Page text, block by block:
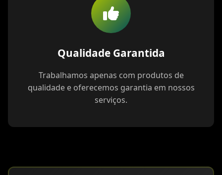
Qualidade Garantida
Trabalhamos apenas com produtos de
qualidade e oferecemos garantia em nossos
serviços.